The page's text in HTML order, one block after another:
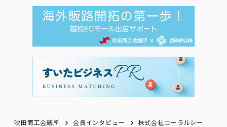
吹田商工会議所 会員インタビュー 株式会社コーラルシー